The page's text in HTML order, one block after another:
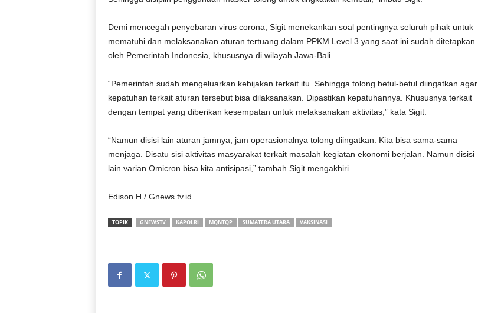
Demi mencegah penyebaran virus corona, Sigit menekankan soal pentingnya seluruh pihak untuk
mematuhi dan melaksanakan aturan tertuang dalam PPKM Level 3 yang saat ini sudah ditetapkan
oleh Pemerintah Indonesia, khususnya di wilayah Jawa-Bali.
“Pemerintah sudah mengeluarkan kebijakan terkait itu. Sehingga tolong betul-betul diingatkan agar
kepatuhan terkait aturan tersebut bisa dilaksanakan. Dipastikan kepatuhannya. Khususnya terkait
dengan tempat yang diberikan kesempatan untuk melaksanakan aktivitas,” kata Sigit.
“Namun disisi lain aturan jamnya, jam operasionalnya tolong diingatkan. Kita bisa sama-sama
menjaga. Disatu sisi aktivitas masyarakat terkait masalah kegiatan ekonomi berjalan. Namun disisi
lain varian Omicron bisa kita antisipasi,” tambah Sigit mengakhiri…
Edison.H / Gnews tv.id
TOPIK GNEWSTV KAPOLRI MQNTQP SUMATERA UTARA VAKSINASI